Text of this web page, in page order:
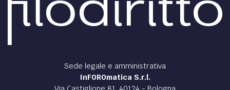
Sede legale e amministrativa
InFOROmatica S.r.l.